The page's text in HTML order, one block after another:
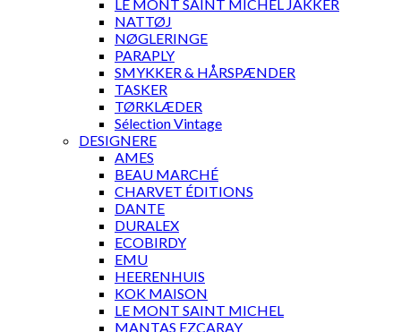
LE MONT SAINT MICHEL JAKKER
NATTØJ
NØGLERINGE
PARAPLY
SMYKKER & HÅRSPÆNDER
TASKER
TØRKLÆDER
Sélection Vintage
DESIGNERE
AMES
BEAU MARCHÉ
CHARVET ÉDITIONS
DANTE
DURALEX
ECOBIRDY
EMU
HEERENHUIS
KOK MAISON
LE MONT SAINT MICHEL
MANTAS EZCARAY